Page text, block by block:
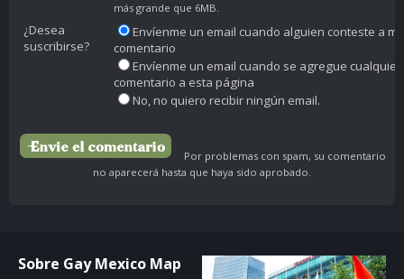
más grande que 6MB.
¿Desea
suscribirse?
Envíenme un email cuando alguien conteste a mi
comentario
Envíenme un email cuando se agregue cualquier
comentario a esta página
No, no quiero recibir ningún email.
Por problemas con spam, su comentario
no aparecerá hasta que haya sido aprobado.
Sobre Gay Mexico Map